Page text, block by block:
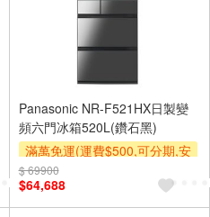
Panasonic NR-F521HX日製變
頻六門冰箱520L(鑽石黑)
滿萬免運(運費$500,可分期,安
裝跨區費另計,單品未滿1萬元
及使用6期以上分期0利率,需付
基本安裝運費)
$ 69900
$64,688